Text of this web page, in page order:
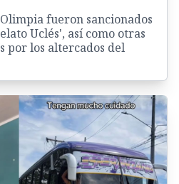
fueron sancionados
Uclés', así como otras
por los altercados del